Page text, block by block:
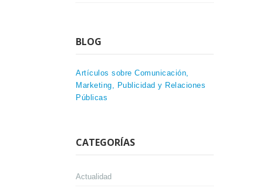
BLOG
Artículos sobre Comunicación,
Marketing, Publicidad y Relaciones
Públicas
CATEGORÍAS
Actualidad